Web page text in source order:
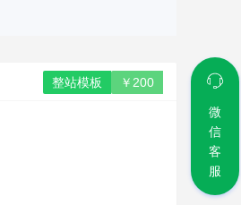
整站模板 ￥200
微
信
客
服